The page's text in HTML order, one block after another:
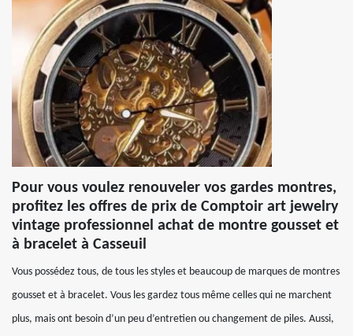
Pour vous voulez renouveler vos gardes montres,
profitez les offres de prix de Comptoir art jewelry
vintage professionnel achat de montre gousset et
à bracelet à Casseuil
Vous possédez tous, de tous les styles et beaucoup de marques de montres
gousset et à bracelet. Vous les gardez tous même celles qui ne marchent
plus, mais ont besoin d’un peu d’entretien ou changement de piles. Aussi,